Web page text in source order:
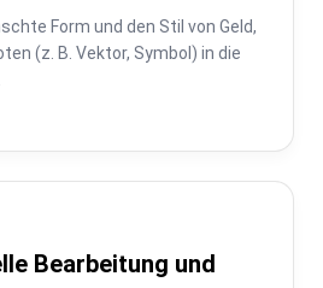
Form und den Stil von Geld,
(z. B. Vektor, Symbol) in die
Bearbeitung und